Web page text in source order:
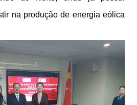
na produção de energia eólica